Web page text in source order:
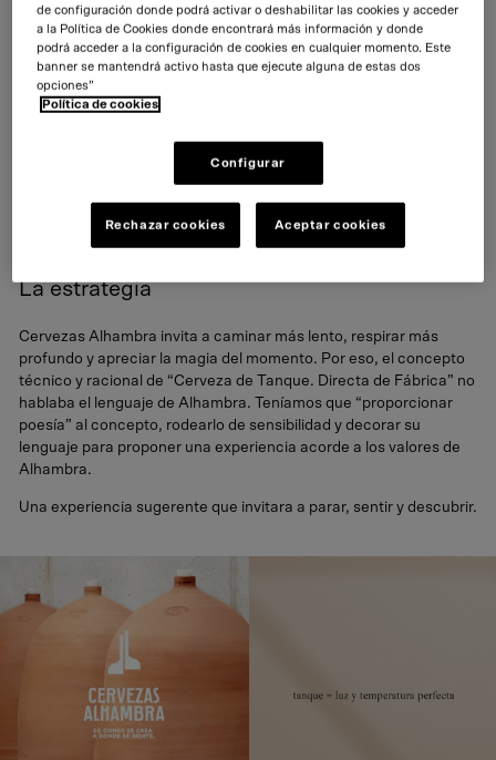
detalles en todo aquello que hace. Es una marca que se descubre
a través de los diferentes puntos de contacto que tiene con los
consumidores, consiguiendo un magnetismo hacia la marca muy
potente.
A finales de 2019, Cervezas Alhambra se propone capturar
cuentas de alto volumen gracias al formato de cerveza de tanque
y nos solicita crear un concepto de comunicación que nazca de
la filosofía de la marca, ligado a sus valores y que suponga una
propuesta diferencial tanto para el consumidor como para el
La estrategia
Cervezas Alhambra invita a caminar más lento, respirar más
profundo y apreciar la magia del momento. Por eso, el concepto
técnico y racional de “Cerveza de Tanque. Directa de Fábrica” no
hablaba el lenguaje de Alhambra. Teníamos que “proporcionar
poesía” al concepto, rodearlo de sensibilidad y decorar su
lenguaje para proponer una experiencia acorde a los valores de
Alhambra.
Una experiencia sugerente que invitara a parar, sentir y descubrir.
de configuración donde podrá activar o deshabilitar las cookies y acceder
a la Política de Cookies donde encontrará más información y donde
podrá acceder a la configuración de cookies en cualquier momento. Este
banner se mantendrá activo hasta que ejecute alguna de estas dos
opciones”
Política de cookies
Configurar
Rechazar cookies Aceptar cookies